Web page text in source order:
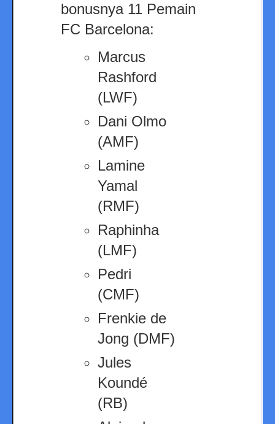
bonusnya 11 Pemain
FC Barcelona:
Marcus
Rashford
(LWF)
Dani Olmo
(AMF)
Lamine
Yamal
(RMF)
Raphinha
(LMF)
Pedri
(CMF)
Frenkie de
Jong (DMF)
Jules
Koundé
(RB)